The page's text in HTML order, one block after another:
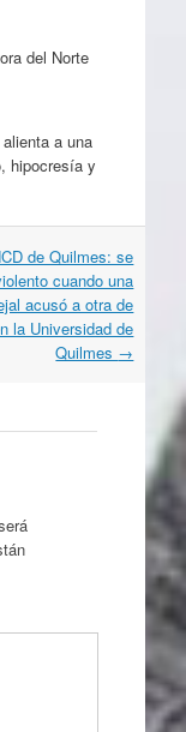
del Norte
a una
hipocresía y
de Quilmes: se
cuando una
acusó a otra de
la Universidad de
Quilmes →